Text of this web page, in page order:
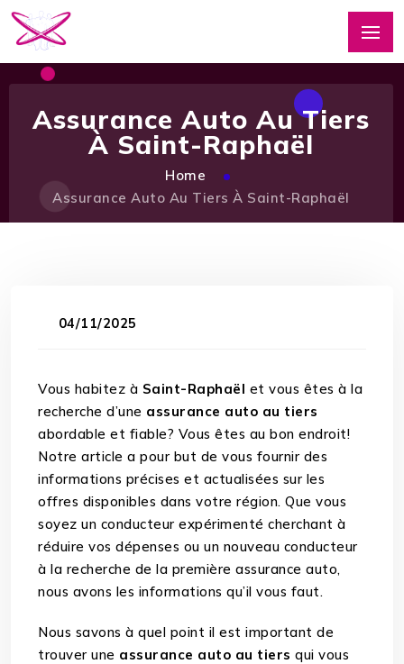
Assurance Auto Au Tiers
À Saint-Raphaël
Home
Assurance Auto Au Tiers À Saint-Raphaël
04/11/2025
Vous habitez à Saint-Raphaël et vous êtes à la
recherche d’une assurance auto au tiers
abordable et fiable? Vous êtes au bon endroit!
Notre article a pour but de vous fournir des
informations précises et actualisées sur les
offres disponibles dans votre région. Que vous
soyez un conducteur expérimenté cherchant à
réduire vos dépenses ou un nouveau conducteur
à la recherche de la première assurance auto,
nous avons les informations qu’il vous faut.
Nous savons à quel point il est important de
trouver une assurance auto au tiers qui vous